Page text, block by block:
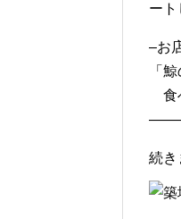
ート
–
「
食
続き